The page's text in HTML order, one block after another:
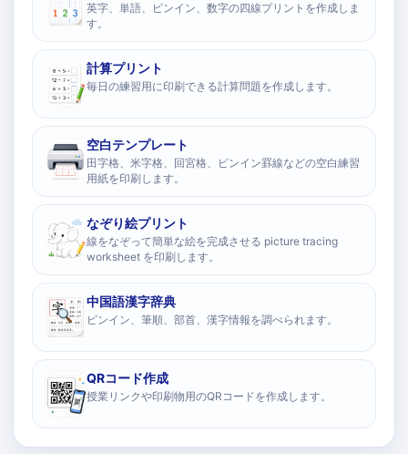
英字、単語、ピンイン、数字の四線プリントを作成しま
す。
計算プリント
毎日の練習用に印刷できる計算問題を作成します。
空白テンプレート
田字格、米字格、回宮格、ピンイン罫線などの空白練習
用紙を印刷します。
なぞり絵プリント
線をなぞって簡単な絵を完成させる picture tracing
worksheet を印刷します。
中国語漢字辞典
ピンイン、筆順、部首、漢字情報を調べられます。
QRコード作成
授業リンクや印刷物用のQRコードを作成します。